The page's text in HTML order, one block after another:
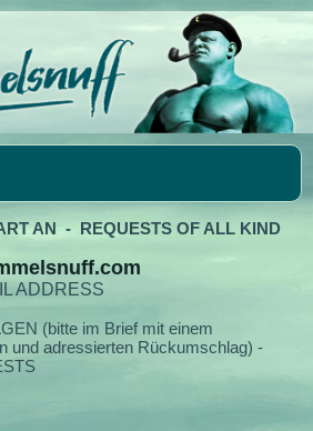
AN - REQUESTS OF ALL KIND
ADDRESS
(bitte im Brief mit einem
und adressierten Rückumschlag) -